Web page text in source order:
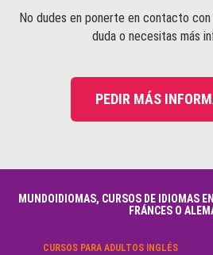
No dudes en ponerte en contacto
duda o necesitas más
PEDIR MÁS
MUNDOIDIOMAS, CURSOS DE IDIOMAS
FRÁNCES O
CURSOS PARA ADULTOS INGLÉS